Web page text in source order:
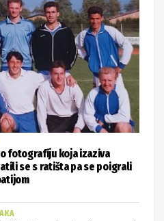
fotografiju koja izaziva
se s ratišta pa se poigrali